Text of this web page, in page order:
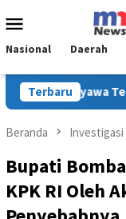
ke
Mobile
Nasional Daerah
Terbaru
MIND ID
Beranda Investigasi
Bupati
KPK RI Oleh